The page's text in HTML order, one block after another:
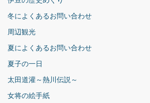
冬によくあるお問い合わせ
周辺観光
夏によくあるお問い合わせ
夏子の一日
太田道灌～熱川伝説～
女将の絵手紙